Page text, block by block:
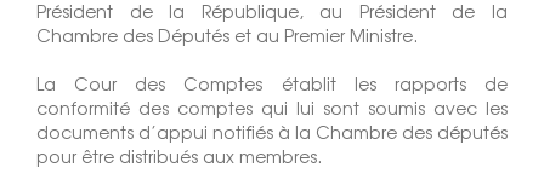
Président de la République, au Président de la
Chambre des Députés et au Premier Ministre.
La Cour des Comptes établit les rapports de
conformité des comptes qui lui sont soumis avec les
documents d’appui notifiés à la Chambre des députés
pour être distribués aux membres.